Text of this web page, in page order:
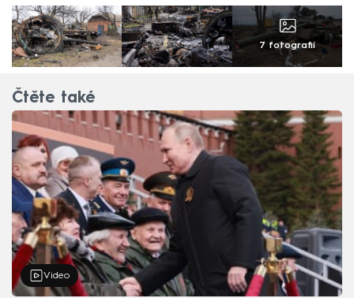
7 fotografií
Čtěte také
Video